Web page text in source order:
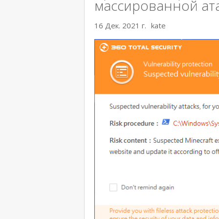
массированной
16 Дек. 2021 г. kate